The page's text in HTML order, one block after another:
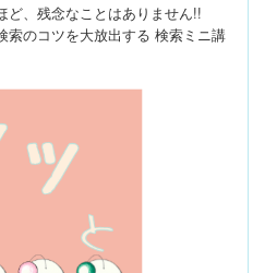
ど、残念なことはありません!!
索のコツを大放出する 検索ミニ講